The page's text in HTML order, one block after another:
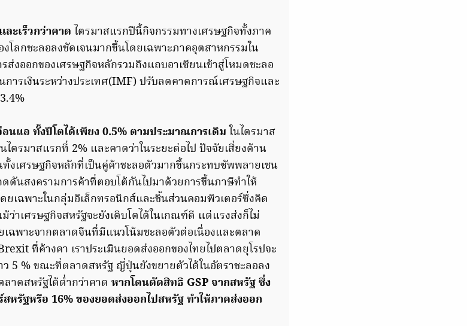
ละเร็วกว่าคาด ไตรมาสแรกปีนี้กิจกรรมทางเศรษฐกิจทั้งภาค
โลกชะลอลงชัดเจนมากขึ้นโดยเฉพาะภาคอุตสาหกรรมใน
ส่งออกของเศรษฐกิจหลักรวมถึงแถบอาเซียนเข้าสู่โหมดชะลอ
ารเงินระหว่างประเทศ(IMF) ปรับลดคาดการณ์เศรษฐกิจและ
นแอ ทั้งปีโตได้เพียง0.5% ตามประมาณการเดิม ในไตรมาส
ตรมาสแรกที่ 2% และคาดว่าในระยะต่อไป ปัจจัยเสี่ยงด้าน
งเศรษฐกิจหลักที่เป็นคู่ค้าชะลอตัวมากขึ้นกระทบซัพพลายเชน
ดันสงครามการค้าที่ตอบโต้กันไปมาด้วยการขึ้นภาษีทำให้
ยเฉพาะในกลุ่มอิเล็กทรอนิกส์และชิ้นส่วนคอมพิวเตอร์ซึ่งคิด
ว่าเศรษฐกิจสหรัฐจะยังเติบโตได้ในเกณฑ์ดี แต่แรงส่งก็ไม่
เฉพาะจากตลาดจีนที่มีแนวโน้มชะลอตัวต่อเนื่องและตลาด
ที่ค้างคา เราประเมินยอดส่งออกของไทยไปตลาดยุโรปจะ
5 % ขณะที่ตลาดสหรัฐ ญี่ปุ่นยังขยายตัวได้ในอัตราชะลอลง
าดสหรัฐได้ต่ำกว่าคาด หากโดนตัดสิทธิ GSP จากสหรัฐ ซึ่ง
หรัฐหรือ 16% ของยอดส่งออกไปสหรัฐ ทำให้ภาคส่งออก